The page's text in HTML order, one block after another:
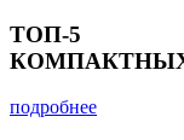
ТОП-5
подробнее